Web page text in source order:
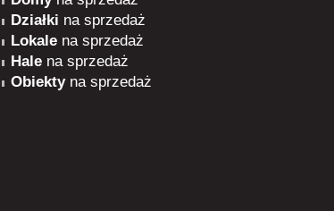
Działki na sprzedaż
Lokale na sprzedaż
Hale na sprzedaż
Obiektyna sprzedaż